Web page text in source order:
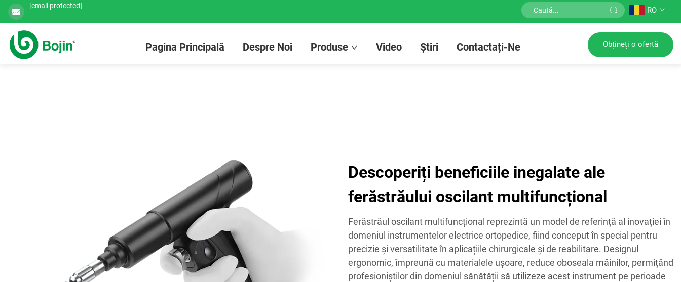
[email protected] RO
Pagina Principală Despre Noi Produse Video Știri Contactați-Ne Obțineți o ofertă
Descoperiți beneficiile inegalate ale
ferăstrăului oscilant multifuncțional
Ferăstrăul oscilant multifuncțional reprezintă un model de referință al inovației în
domeniul instrumentelor electrice ortopedice, fiind conceput în special pentru
precizie și versatilitate în aplicațiile chirurgicale și de reabilitare. Designul
ergonomic, împreună cu materialele ușoare, reduce oboseala mâinilor, permițând
profesioniștilor din domeniul sănătății să utilizeze acest instrument pe perioade